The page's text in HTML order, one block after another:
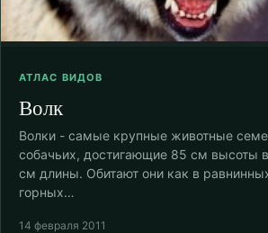
АТЛАС ВИДОВ
Волк
Волки - самые крупные животные
собачьих, достигающие 85 см высоты
см длины. Обитают они как в
горных…
14 февраля 2011